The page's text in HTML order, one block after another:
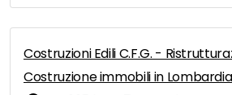
Costruzioni Edili C.F.G. -
Costruzione immobili in Lombardia